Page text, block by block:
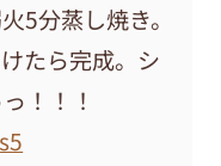
5分蒸し焼き。
たら完成。シ
！！！